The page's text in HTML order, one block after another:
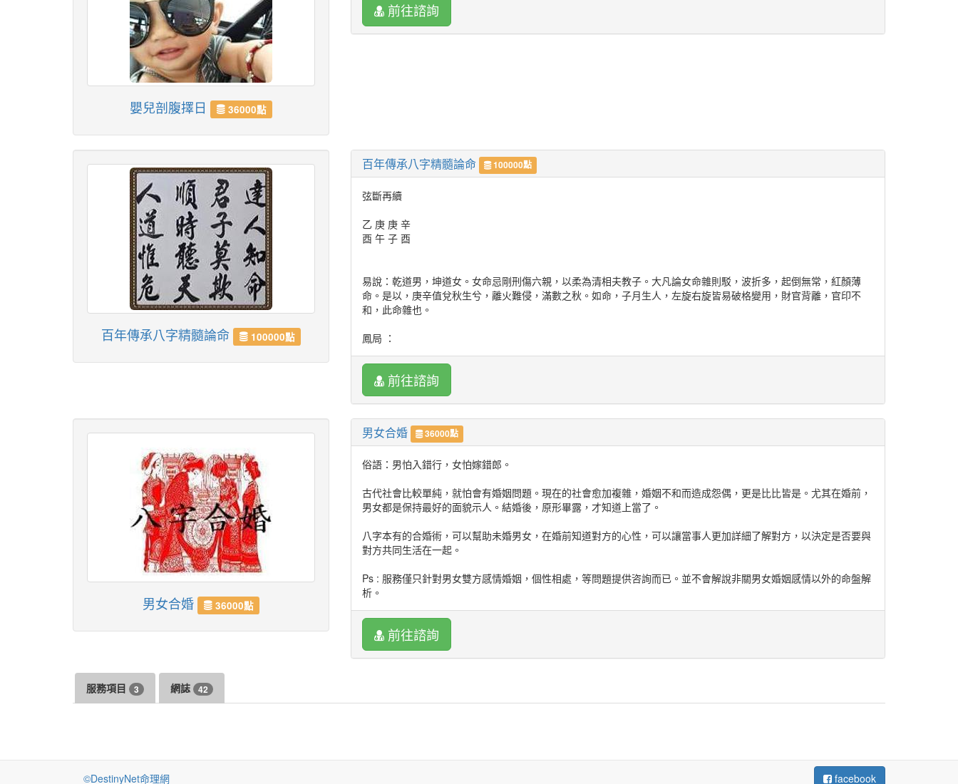
嬰兒剖腹擇日 36000點
前往諮詢
百年傳承八字精髓論命 100000點
百年傳承八字精髓論命 100000點
弦斷再續
乙 庚 庚 辛
酉 午 子 酉
易說：乾道男，坤道女。女命忌剛刑傷六親，以柔為清相夫教子。大凡論女命雜則駁，波折多，起倒無常，紅顏薄
命。是以，庚辛值兌秋生兮，離火難侵，滿數之秋。如命，子月生人，左旋右旋皆易破格變用，財官背離，官印不
和，此命雜也。
鳳局 ：
庚午日元，冬月葭草吐绿头。子星近貼日元，近在眼前，遠在天邊。官星月提沖日，弦斷再續 ，財官印逆親。金水傷
官，人貌美冷豔，偏枯成象。坐下午火戰鬥，城府深沈好鬥成性，性浮難定。比劫四見
，外謙和內無知，小人刻剝。離火不足，心辣妒重，又犯乾坎泛流。
早年丑運，身出平凡簡陋。寅運財入桓，氣轉東方猶然不足。卯運桃花星動，可惜官星既傷，鏡破難圓，緣起緣滅。
入甲辰，子辰不合不化，前見金木交差，辛勞可知，後看夕陽餘暉，隻手難回天。巳午未勉強渡了餘生。
人之造化，年月日時，天地成之，
四時中妙理窮通，五行內榮枯自稟。
巫咸撮要首曰其理。未曾生我我是誰，生我之後誰是我。因果自有循環，種瓜能得瓜，種豆就得豆。有山便有水，有
客官 ：
在此雖談命理，然命理難識。較真，人更難理命，無法理命。實總得認命！
■■■■■■■■■■■■■■■■■■■■■■■■■■
笑談格局
話說人之命格 ：
人有五花十色人，圖人之生長過程皆多千頭萬緒般。就五行言，水火木金土五類人等。細分甲乙丙丁戊己庚辛壬癸十
陰陽 。四柱以日干為主論根苗，一官二印三財位，四煞五食六傷官，六格局中分造化，高低貴賤幾萬般。然者！人命
前往諮詢
男女合婚 36000點
男女合婚 36000點
俗語：男怕入錯行，女怕嫁錯郎。
古代社會比較單純，就怕會有婚姻問題。現在的社會愈加複雜，婚姻不和而造成怨偶，更是比比皆是。尤其在婚前，
男女都是保持最好的面貌示人。結婚後，原形畢露，才知道上當了。
八字本有的合婚術，可以幫助未婚男女，在婚前知道對方的心性，可以讓當事人更加詳細了解對方，以決定是否要與
對方共同生活在一起。
Ps : 服務僅只針對男女雙方感情婚姻，個性相處，等問題提供咨詢而已。並不會解說非關男女婚姻感情以外的命盤解
析。
前往諮詢
服務項目 3 網誌 42
©DestinyNet命理網 facebook